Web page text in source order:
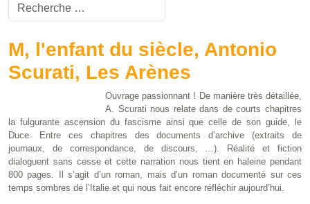
Valider
M, l'enfant du siècle, Antonio
Scurati, Les Arènes
Ouvrage passionnant ! De manière très détaillée,
A. Scurati nous relate dans de courts chapitres
la fulgurante ascension du fascisme ainsi que celle de son guide, le
Duce. Entre ces chapitres des documents d’archive (extraits de
journaux, de correspondance, de discours, …). Réalité et fiction
dialoguent sans cesse et cette narration nous tient en haleine pendant
800 pages. Il s’agit d’un roman, mais d’un roman documenté sur ces
temps sombres de l’Italie et qui nous fait encore réfléchir aujourd’hui.